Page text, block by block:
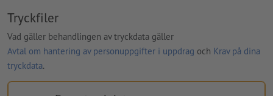
Tryckfiler
Vad gäller behandlingen av tryckdata gäller
Avtal om hantering av personuppgifter i uppdrag och Krav på dina
tryckdata.